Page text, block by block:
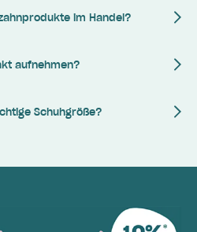
im Handel?
aufnehmen?
Schuhgröße?